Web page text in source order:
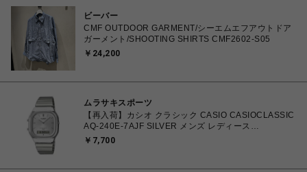
ビーバー
CMF OUTDOOR GARMENT/シーエムエフアウトドア
ガーメント/SHOOTING SHIRTS CMF2602-S05
￥24,200
ムラサキスポーツ
【再入荷】カシオ クラシック CASIO CASIOCLASSIC
AQ-240E-7AJF SILVER メンズ レディース
4549526409615 腕時計 国内正規品 【 北海道/沖縄/離
￥7,700